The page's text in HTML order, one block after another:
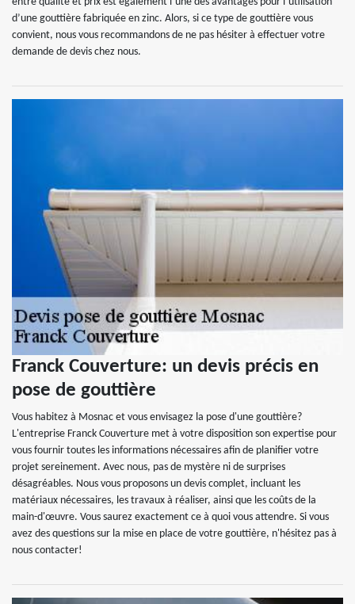
d’une gouttière fabriquée en zinc. Alors, si ce type de gouttière vous
convient, nous vous recommandons de ne pas hésiter à effectuer votre
demande de devis chez nous.
Franck Couverture: un devis précis en
pose de gouttière
Vous habitez à Mosnac et vous envisagez la pose d'une gouttière?
L'entreprise Franck Couverture met à votre disposition son expertise pour
vous fournir toutes les informations nécessaires afin de planifier votre
projet sereinement. Avec nous, pas de mystère ni de surprises
désagréables. Nous vous proposons un devis complet, incluant les
matériaux nécessaires, les travaux à réaliser, ainsi que les coûts de la
main-d'œuvre. Vous saurez exactement ce à quoi vous attendre. Si vous
avez des questions sur la mise en place de votre gouttière, n'hésitez pas à
nous contacter!